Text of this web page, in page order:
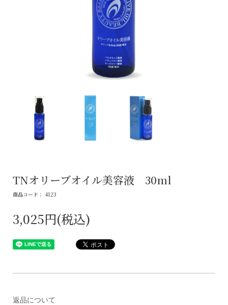
TNオリーブオイル美容液 30ml
商品コード： 4123
3,025円(税込)
返品について